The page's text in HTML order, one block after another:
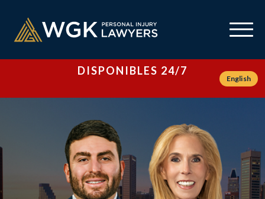
DISPONIBLES 24/7
English